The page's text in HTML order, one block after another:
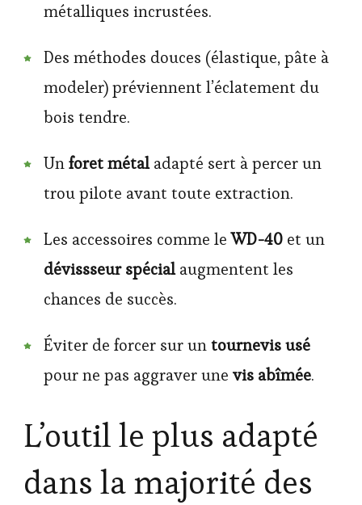
métalliques incrustées.
Des méthodes douces (élastique, pâte à
modeler) préviennent l’éclatement du
bois tendre.
Unforet métaladapté sert à percer un
trou pilote avant toute extraction.
Les accessoires comme leWD-40 et un
dévissseur spécialaugmentent les
chances de succès.
Éviter de forcer sur untournevis usé
pour ne pas aggraver une vis abîmée.
L’outil le plus adapté
dans la majorité des